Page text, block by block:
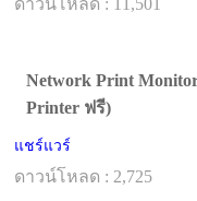
ดาวน์โหลด : 11,501
Network Print
Printer ฟรี)
แชร์แวร์
ดาวน์โหลด : 2,725